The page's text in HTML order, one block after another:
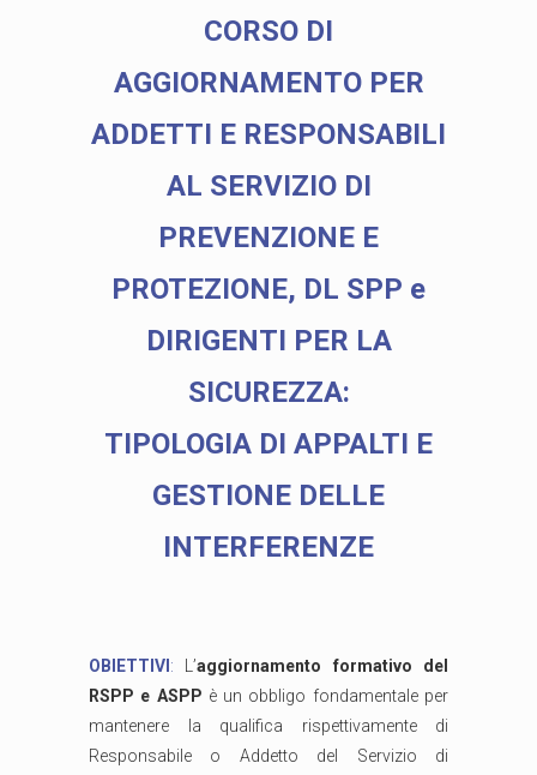
CORSO DI
AGGIORNAMENTO PER
ADDETTI E RESPONSABILI
AL SERVIZIO DI
PREVENZIONE E
PROTEZIONE, DL SPP e
DIRIGENTI PER LA
SICUREZZA:
TIPOLOGIA DI APPALTI E
GESTIONE DELLE
INTERFERENZE
OBIETTIVI : L’aggiornamento formativo del
RSPP e ASPP è un obbligo fondamentale per
mantenere la qualifica rispettivamente di
Responsabile o Addetto del Servizio di